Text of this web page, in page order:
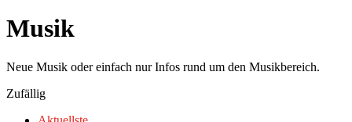
Musik
Neue Musik oder einfach nur Infos rund um den Musikbereich.
Zufällig